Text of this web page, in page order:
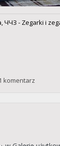
ЧЧЗ - Zegarki i
komentarz